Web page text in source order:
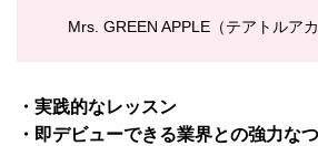
Mrs. GREEN APPLE（テアトルア
・実践的なレッスン
・即デビューできる業界との強力な